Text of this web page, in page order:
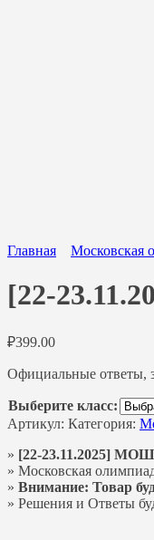
Главная Московская
[22-
₽399.00
Официальные ответы,
Выберите класс:
Артикул: Категория:
» [22-23.11.2025] МОШ
» Московская
» Внимание: Товар
» Решения и Ответы